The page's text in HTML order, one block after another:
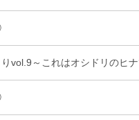
vol.9～これはオシドリのヒ